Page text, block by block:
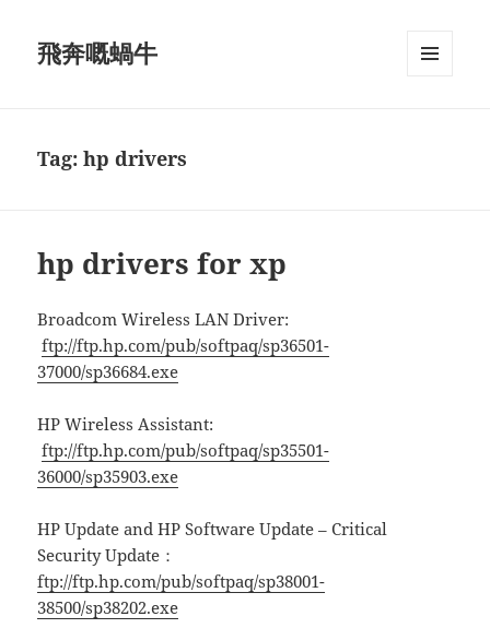
飛奔嘅蝸牛
Tag:hp drivers
hp drivers for xp
Broadcom Wireless LAN Driver:
ftp://ftp.hp.com/pub/softpaq/sp36501-
37000/sp36684.exe
HP Wireless Assistant:
ftp://ftp.hp.com/pub/softpaq/sp35501-
36000/sp35903.exe
HP Update and HP Software Update – Critical
Security Update：
ftp://ftp.hp.com/pub/softpaq/sp38001-
38500/sp38202.exe